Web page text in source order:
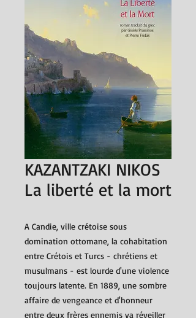
KAZANTZAKI NIKOS
La liberté et la mort
A Candie, ville crétoise sous
domination ottomane, la cohabitation
entre Crétois et Turcs - chrétiens et
musulmans - est lourde d'une violence
toujours latente. En 1889, une sombre
affaire de vengeance et d'honneur
entre deux frères ennemis va réveiller